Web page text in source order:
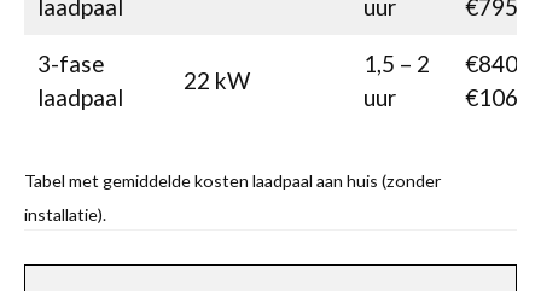
laadpaal uur €795
3-fase
laadpaal
22 kW
1,5 – 2
uur
€840-
€1060
Tabel met gemiddelde kosten laadpaal aan huis (zonder
installatie).